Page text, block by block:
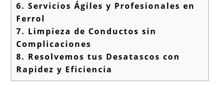
6. Servicios Ágiles y Profesionales en
Ferrol
7. Limpieza de Conductos sin
Complicaciones
8. Resolvemos tus Desatascos con
Rapidez y Eficiencia